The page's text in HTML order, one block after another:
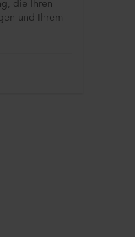
die Ihren
und Ihrem